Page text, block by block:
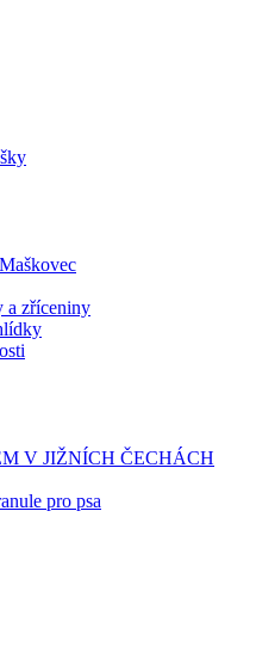
a zříceniny
V JIŽNÍCH ČECHÁCH
pro psa